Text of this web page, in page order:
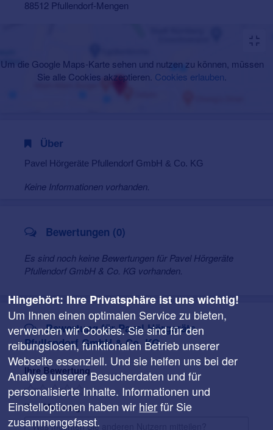
88512 Pfullendorf-Mengen
Um die Google Maps-Karte sehen und nutzen zu können, müssen
Sie alle Cookies akzeptieren. Cookies erlauben
Über
Pavel Hörgeräte Pfullendorf GmbH & Co. KG
Keine Informationen vorhanden.
Bewertungen (0)
Es sind noch keine Bewertungen für Pavel Hörgeräte
Pfullendorf GmbH & Co. KG vorhanden.
Bewertung für Pavel Hörgeräte
Pfullendorf GmbH & Co. KG
Ihre Bewertung
Ihre Meinung
Hingehört: Ihre Privatsphäre ist uns wichtig!
Um Ihnen einen optimalen Service zu bieten,
verwenden wir Cookies. Sie sind für den
reibungslosen, funktionalen Betrieb unserer
Webseite essenziell. Und sie helfen uns bei der
Analyse unserer Besucherdaten und für
personalisierte Inhalte. Informationen und
Einstelloptionen haben wir hierfür Sie
zusammengefasst.